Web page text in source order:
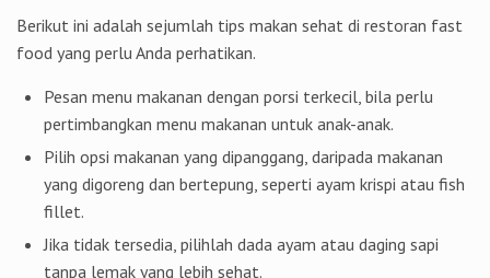
Berikut ini adalah sejumlah tips makan sehat di restoran fast
food yang perlu Anda perhatikan.
Pesan menu makanan dengan porsi terkecil, bila perlu
pertimbangkan menu makanan untuk anak-anak.
Pilih opsi makanan yang dipanggang, daripada makanan
yang digoreng dan bertepung, seperti ayam krispi atau fish
fillet.
Jika tidak tersedia, pilihlah dada ayam atau daging sapi
tanpa lemak yang lebih sehat.